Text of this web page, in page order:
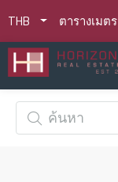
THB ตารางเมตร